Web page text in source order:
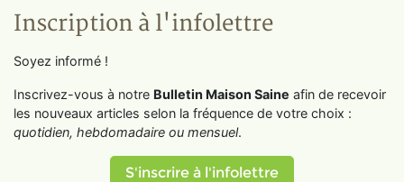
Inscription à l'infolettre
Soyez informé !
Inscrivez-vous à notre Bulletin Maison Saine afin de recevoir
les nouveaux articles selon la fréquence de votre choix :
quotidien, hebdomadaire ou mensuel.
S'inscrire à l'infolettre